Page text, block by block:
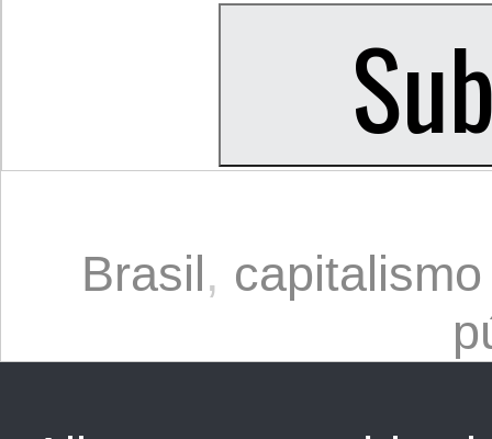
Brasil,